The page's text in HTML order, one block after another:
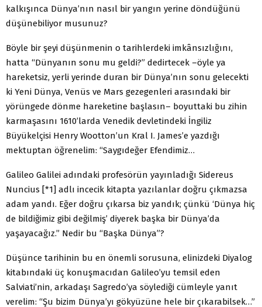
kalkışınca Dünya’nın nasıl bir yangın yerine döndüğünü
düşünebiliyor musunuz?
Böyle bir şeyi düşünmenin o tarihlerdeki imkânsızlığını,
hatta “Dünyanın sonu mu geldi?” dedirtecek –öyle ya
hareketsiz, yerli yerinde duran bir Dünya’nın sonu gelecekti
ki Yeni Dünya, Venüs ve Mars gezegenleri arasındaki bir
yörüngede dönme hareketine başlasın– boyuttaki bu zihin
karmaşasını 1610’larda Venedik devletindeki İngiliz
Büyükelçisi Henry Wootton’un Kral I. James’e yazdığı
mektuptan öğrenelim: “Saygıdeğer Efendimiz…
Galileo Galilei adındaki profesörün yayınladığı Sidereus
Nuncius [*1] adlı incecik kitapta yazılanlar doğru çıkmazsa
adam yandı. Eğer doğru çıkarsa biz yandık; çünkü ‘Dünya hiç
de bildiğimiz gibi değilmiş’ diyerek başka bir Dünya’da
yaşayacağız.” Nedir bu “Başka Dünya”?
Düşünce tarihinin bu en önemli sorusuna, elinizdeki Diyalog
kitabındaki üç konuşmacıdan Galileo’yu temsil eden
Salviati’nin, arkadaşı Sagredo’ya söylediği cümleyle yanıt
verelim: “Şu bizim Dünya’yı gökyüzüne hele bir çıkarabilsek…”